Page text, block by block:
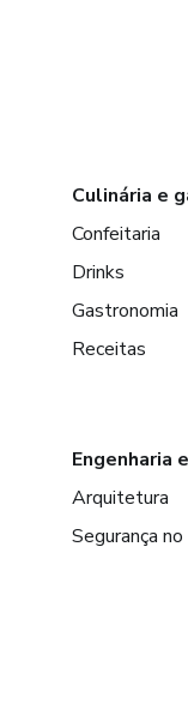
Culinária e
Confeitaria
Drinks
Gastronomia
Receitas
Engenharia
Arquitetura
Segurança